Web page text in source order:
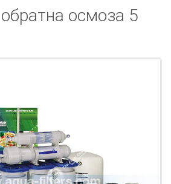
осмоза 5